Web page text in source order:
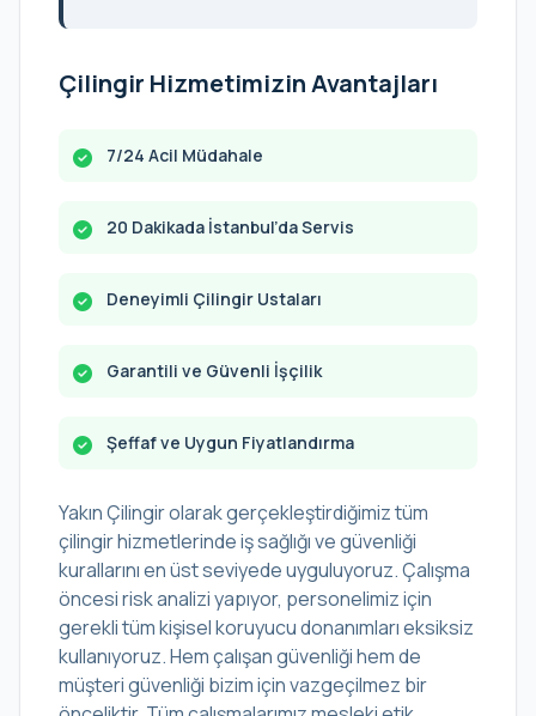
Çilingir Hizmetimizin Avantajları
7/24 Acil Müdahale
20 Dakikada İstanbul’da Servis
Deneyimli Çilingir Ustaları
Garantili ve Güvenli İşçilik
Şeffaf ve Uygun Fiyatlandırma
Yakın Çilingir olarak gerçekleştirdiğimiz tüm
çilingir hizmetlerinde iş sağlığı ve güvenliği
kurallarını en üst seviyede uyguluyoruz. Çalışma
öncesi risk analizi yapıyor, personelimiz için
gerekli tüm kişisel koruyucu donanımları eksiksiz
kullanıyoruz. Hem çalışan güvenliği hem de
müşteri güvenliği bizim için vazgeçilmez bir